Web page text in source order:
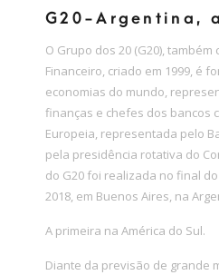
G20-Argentina,
O Grupo dos 20 (G20), também
Financeiro, criado em 1999, é
economias do mundo,
finanças e chefes dos bancos
Europeia, representada pelo
pela presidência rotativa do
do G20 foi realizada no final
2018, em Buenos Aires, na
A primeira na América do Sul.
Diante da previsão de grande